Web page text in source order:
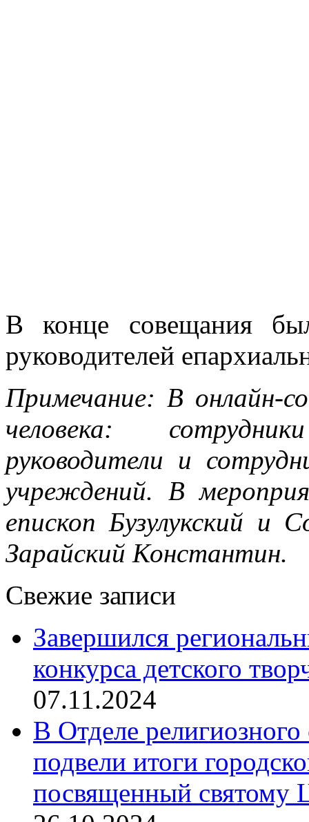
В конце совещания
руководителей
Примечание: В онлайн-
человека:
руководители и
учреждений. В
епископ Бузулукский и
Зарайский Константин.
Свежие записи
Завершился
конкурса детского
07.11.2024
В Отделе религиозного
подвели итоги
посвященный святому